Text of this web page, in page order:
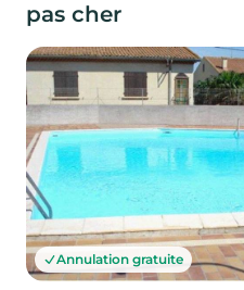
pas cher
Annulation gratuite